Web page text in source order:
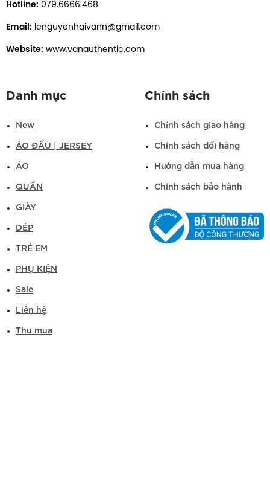
Hotline: 079.6666.468
Email: lenguyenhaivann@gmail.com
Website: www.vanauthentic.com
Danh mục
New
ÁO ĐẤU | JERSEY
ÁO
QUẦN
GIÀY
DÉP
TRẺ EM
PHỤ KIỆN
Sale
Liên hệ
Thu mua
Chính sách
Chính sách giao hàng
Chính sách đổi hàng
Hướng dẫn mua hàng
Chính sách bảo hành